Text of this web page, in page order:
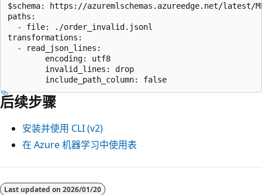
$schema: https://azuremlschemas.azureedge.net/latest/
paths:
  - file: ./order_invalid.jsonl
transformations:
  - read_json_lines:
        encoding: utf8
        invalid_lines: drop
后续步骤
安装并使用 CLI (v2)
在 Azure 机器学习中使用表
Last updated on 2026/01/20